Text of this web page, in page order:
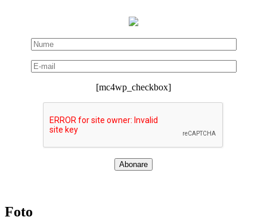
[mc4wp_checkbox]
Foto